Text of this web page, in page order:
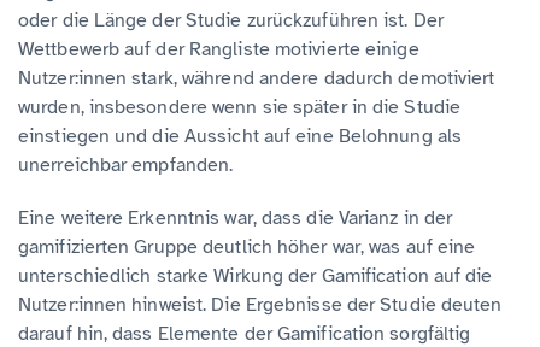
oder die Länge der Studie zurückzuführen ist. Der
Wettbewerb auf der Rangliste motivierte einige
Nutzer:innen stark, während andere dadurch demotiviert
wurden, insbesondere wenn sie später in die Studie
einstiegen und die Aussicht auf eine Belohnung als
unerreichbar empfanden.
Eine weitere Erkenntnis war, dass die Varianz in der
gamifizierten Gruppe deutlich höher war, was auf eine
unterschiedlich starke Wirkung der Gamification auf die
Nutzer:innen hinweist. Die Ergebnisse der Studie deuten
darauf hin, dass Elemente der Gamification sorgfältig